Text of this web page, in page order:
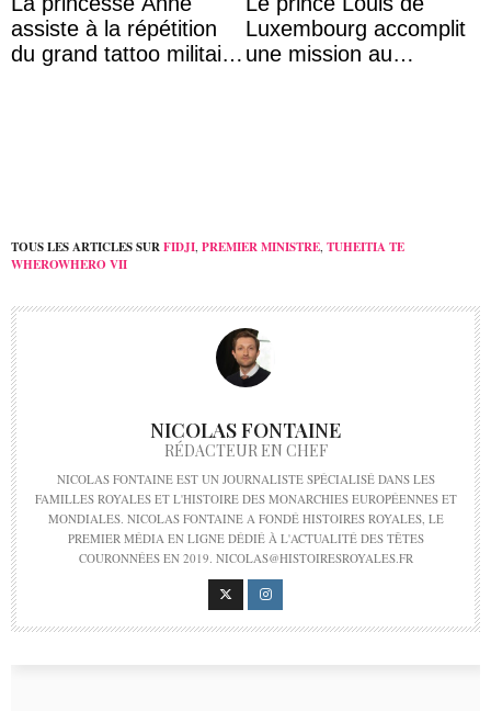
assiste à la répétition
du grand tattoo militaire
Luxembourg accomplit
une mission au
TOUS LES ARTICLES SURFIDJI PREMIER MINISTRE TUHEITIA TE
WHEROWHERO VII
NICOLAS FONTAINE
RÉDACTEUR EN CHEF
NICOLAS FONTAINE EST UN JOURNALISTE SPÉCIALISÉ DANS LES
FAMILLES ROYALES ET L'HISTOIRE DES MONARCHIES EUROPÉENNES ET
MONDIALES. NICOLAS FONTAINE A FONDÉ HISTOIRES ROYALES, LE
PREMIER MÉDIA EN LIGNE DÉDIÉ À L'ACTUALITÉ DES TÊTES
COURONNÉES EN 2019. NICOLAS@HISTOIRESROYALES.FR